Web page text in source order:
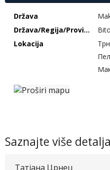
Država
Država/Regija/Provincija
Lokacija
Saznajte više detalja
Татјана Црнец